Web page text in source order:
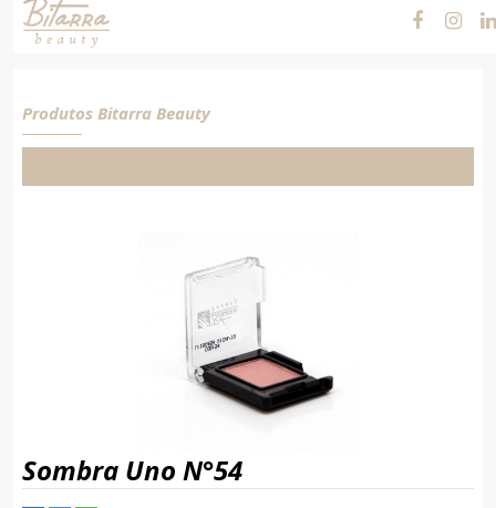
N°54
Produtos Bitarra Beauty
Sombra Uno N°54